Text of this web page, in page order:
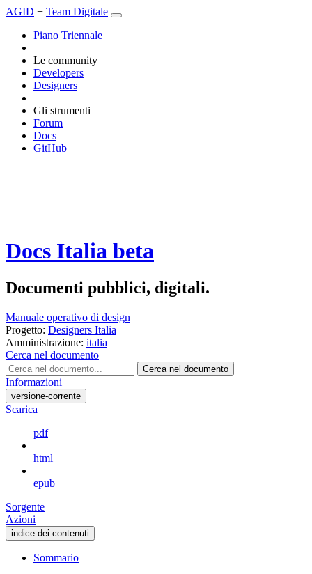
AGID + Team Digitale
Piano Triennale
Le community
Developers
Designers
Gli strumenti
Forum
Docs
GitHub
Docs Italia beta
Documenti pubblici, digitali.
Manuale operativo di design
Progetto: Designers Italia
Amministrazione: italia
Cerca nel documento
Cerca nel documento
Informazioni
versione-corrente
Scarica
pdf
html
epub
Sorgente
Azioni
indice dei contenuti
Sommario